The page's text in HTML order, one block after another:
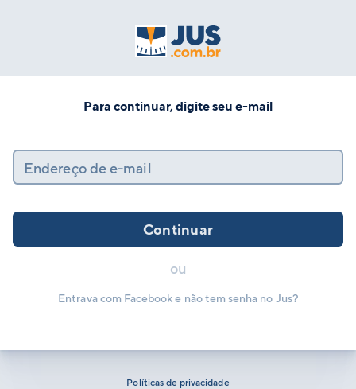
Para continuar, digite seu e-mail
Endereço de e-mail
Continuar
ou
Entrava com Facebook e não tem senha no Jus?
Políticas de privacidade